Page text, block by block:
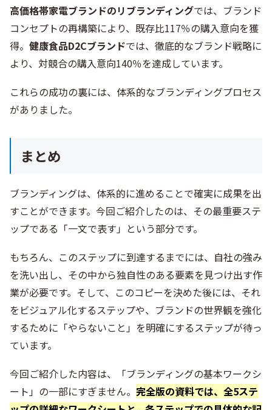
高価格帯家電ブランドのリブランディングでは、ブランド
コンセプトの再構築により、既存比117％の購入意向を獲
得。 健康食品D2Cブランドでは、徹底的なブランド戦略に
より、対競合の購入意向140％を達成しています。
これらの成功の裏には、体系的なブランディングプロセス
がありました。
まとめ
ブランディングは、体系的に進めることで確実に成果を出
すことができます。今回ご紹介したのは、その最重要ステ
ップである「一文で表す」という部分です。
もちろん、このステップに到達するまでには、自社の強み
を洗い出し、その中から独自性のある要素を見つけ出す作
業が必要です。そして、このコピーを決めた後には、それ
をビジュアル化するステップや、ブランドの世界観を強化
するために「やらないこと」を明確にするステップが待っ
ています。
今回ご紹介した内容は、「ブランディングの基本ワークシ
ート」の一部にすぎません。 完全版の資料では、全5ステ